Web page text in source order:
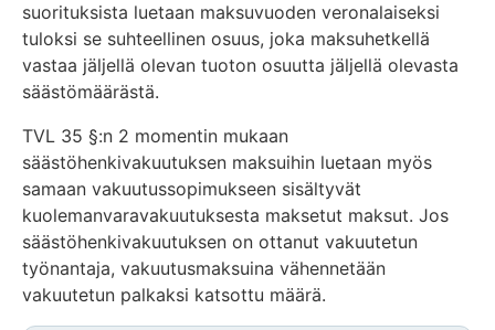
suorituksista luetaan maksuvuoden veronalaiseksi
tuloksi se suhteellinen osuus, joka maksuhetkellä
vastaa jäljellä olevan tuoton osuutta jäljellä olevasta
säästömäärästä.
TVL 35 §:n 2 momentin mukaan
säästöhenkivakuutuksen maksuihin luetaan myös
samaan vakuutussopimukseen sisältyvät
kuolemanvaravakuutuksesta maksetut maksut. Jos
säästöhenkivakuutuksen on ottanut vakuutetun
työnantaja, vakuutusmaksuina vähennetään
vakuutetun palkaksi katsottu määrä.